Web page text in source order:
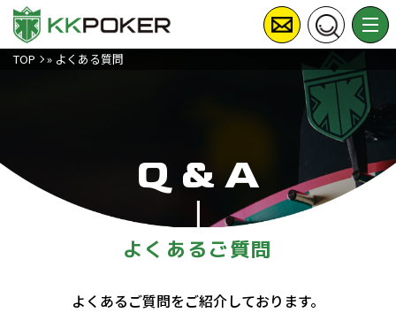
TOP » よくある質問
Q & A
よくあるご質問
よくあるご質問をご紹介しております。